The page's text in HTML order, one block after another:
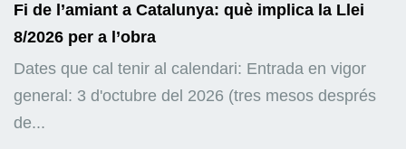
Fi de l’amiant a Catalunya: què implica la Llei
8/2026 per a l’obra
Dates que cal tenir al calendari: Entrada en vigor
general: 3 d'octubre del 2026 (tres mesos després
de...